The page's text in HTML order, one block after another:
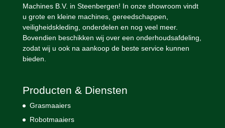
Machines B.V. in Steenbergen! In onze showroom vindt
u grote en kleine machines, gereedschappen,
veiligheidskleding, onderdelen en nog veel meer.
Bovendien beschikken wij over een onderhoudsafdeling,
zodat wij u ook na aankoop de beste service kunnen
bieden.
Producten & Diensten
Grasmaaiers
Robotmaaiers